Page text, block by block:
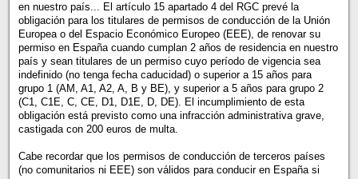
en nuestro país... El artículo 15 apartado 4 del RGC prevé la
obligación para los titulares de permisos de conducción de la Unión
Europea o del Espacio Económico Europeo (EEE), de renovar su
permiso en España cuando cumplan 2 años de residencia en nuestro
país y sean titulares de un permiso cuyo período de vigencia sea
indefinido (no tenga fecha caducidad) o superior a 15 años para
grupo 1 (AM, A1, A2, A, B y BE), y superior a 5 años para grupo 2
(C1, C1E, C, CE, D1, D1E, D, DE). El incumplimiento de esta
obligación está previsto como una infracción administrativa grave,
castigada con 200 euros de multa.
Cabe recordar que los permisos de conducción de terceros países
(no comunitarios ni EEE) son válidos para conducir en España si